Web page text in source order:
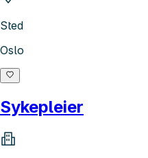
Sted
Oslo
Sykepleier